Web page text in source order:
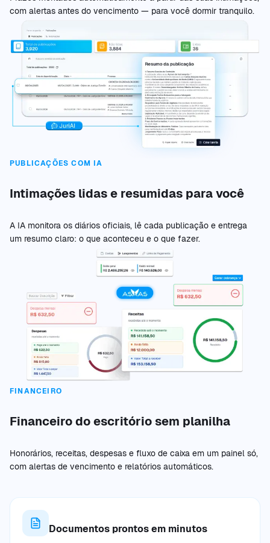
com alertas antes do vencimento — para você dormir tranquilo.
PUBLICAÇÕES COM IA
Intimações lidas e resumidas para você
A IA monitora os diários oficiais, lê cada publicação e entrega
um resumo claro: o que aconteceu e o que fazer.
FINANCEIRO
Financeiro do escritório sem planilha
Honorários, receitas, despesas e fluxo de caixa em um painel só,
com alertas de vencimento e relatórios automáticos.
Documentos prontos em minutos